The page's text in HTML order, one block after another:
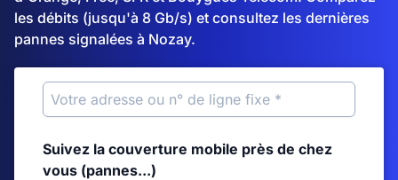
les débits (jusqu'à 8 Gb/s) et consultez les dernières
pannes signalées à Nozay.
Suivez la couverture mobile près de chez
vous (pannes...)